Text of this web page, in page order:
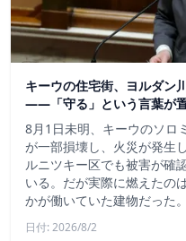
キーウの住宅街、ヨルダン
——「守る」という言葉が
8月1日未明、キーウのソロ
が一部損壊し、火災が発生
ルニツキー区でも被害が確
いる。だが実際に燃えたの
かが働いていた建物だった。
日付: 2026/8/2